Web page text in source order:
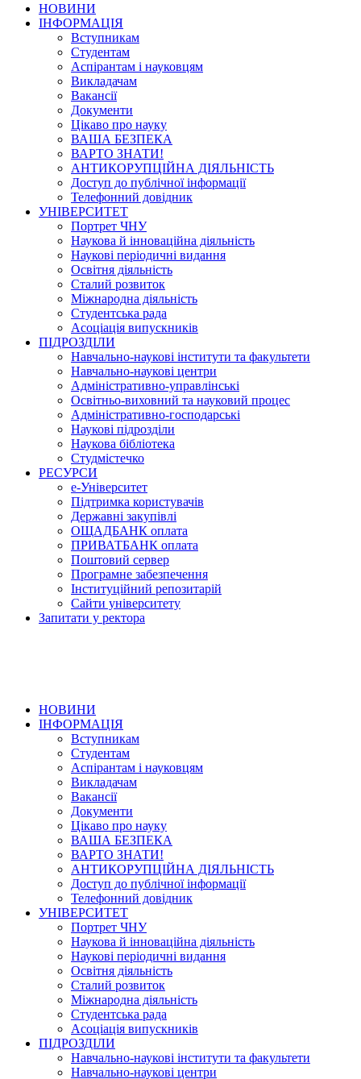
НОВИНИ
ІНФОРМАЦІЯ
Вступникам
Студентам
Аспірантам і науковцям
Викладачам
Вакансії
Документи
Цікаво про науку
ВАША БЕЗПЕКА
ВАРТО ЗНАТИ!
АНТИКОРУПЦІЙНА ДІЯЛЬНІСТЬ
Доступ до публічної інформації
Телефонний довідник
УНІВЕРСИТЕТ
Портрет ЧНУ
Наукова й інноваційна діяльність
Наукові періодичні видання
Освітня діяльність
Сталий розвиток
Міжнародна діяльність
Студентська рада
Асоціація випускників
ПІДРОЗДІЛИ
Навчально-наукові інститути та факультети
Навчально-наукові центри
Адміністративно-управлінські
Освітньо-виховний та науковий процес
Адміністративно-господарські
Наукові підрозділи
Наукова бібліотека
Студмістечко
РЕСУРСИ
е-Університет
Підтримка користувачів
Державні закупівлі
ОЩАДБАНК оплата
ПРИВАТБАНК оплата
Поштовий сервер
Програмне забезпечення
Інституційний репозитарій
Сайти університету
Запитати у ректора
НОВИНИ
ІНФОРМАЦІЯ
Вступникам
Студентам
Аспірантам і науковцям
Викладачам
Вакансії
Документи
Цікаво про науку
ВАША БЕЗПЕКА
ВАРТО ЗНАТИ!
АНТИКОРУПЦІЙНА ДІЯЛЬНІСТЬ
Доступ до публічної інформації
Телефонний довідник
УНІВЕРСИТЕТ
Портрет ЧНУ
Наукова й інноваційна діяльність
Наукові періодичні видання
Освітня діяльність
Сталий розвиток
Міжнародна діяльність
Студентська рада
Асоціація випускників
ПІДРОЗДІЛИ
Навчально-наукові інститути та факультети
Навчально-наукові центри